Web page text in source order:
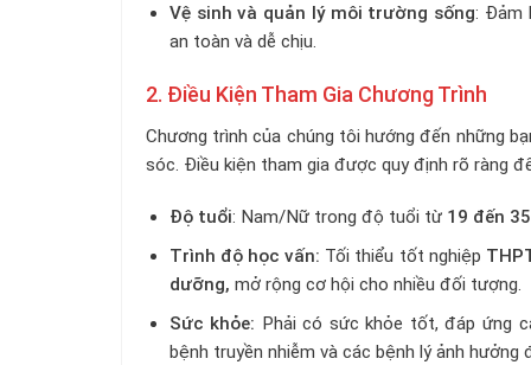
Vệ sinh và quản lý môi trường sống: Đảm
an toàn và dễ chịu.
2. Điều Kiện Tham Gia Chương Trình
Chương trình của chúng tôi hướng đến những
sóc. Điều kiện tham gia được quy định rõ ràng
Độ tuổi: Nam/Nữ trong độ tuổi từ 19 đến
Trình độ học vấn: Tối thiểu tốt nghiệp
dưỡng, mở rộng cơ hội cho nhiều đối tượng.
Sức khỏe: Phải có sức khỏe tốt, đáp ứng
bệnh truyền nhiễm và các bệnh lý ảnh hưởng